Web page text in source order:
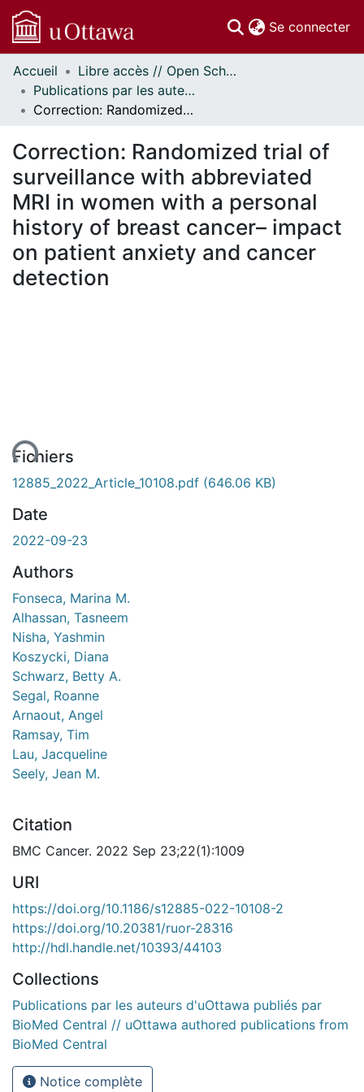
Se connecter
Communautés
et collections
Parcourir
À propos
Accueil
Libre accès // Open Scholarship
Publications par les auteurs d'uOttawa publiés par BioMed Central // uOttawa authored publications from BioMed Central
Correction: Randomized trial of surveillance with abbreviated MRI in women with a personal history of breast cancer– impact on patient anxiety and cancer detection
Correction: Randomized trial of
surveillance with abbreviated
MRI in women with a personal
history of breast cancer– impact
on patient anxiety and cancer
detection
Fichiers
12885_2022_Article_10108.pdf (646.06 KB)
Date
2022-09-23
Authors
Fonseca, Marina M.
Alhassan, Tasneem
Nisha, Yashmin
Koszycki, Diana
Schwarz, Betty A.
Segal, Roanne
Arnaout, Angel
Ramsay, Tim
Lau, Jacqueline
Seely, Jean M.
Citation
BMC Cancer. 2022 Sep 23;22(1):1009
URI
https://doi.org/10.1186/s12885-022-10108-2
https://doi.org/10.20381/ruor-28316
http://hdl.handle.net/10393/44103
Collections
Publications par les auteurs d'uOttawa publiés par
BioMed Central // uOttawa authored publications from
BioMed Central
Notice complète